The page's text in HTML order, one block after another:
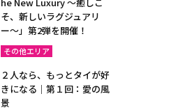
そ、新しいラグジュアリ
ー〜」第2弾を開催！
その他エリア
２人なら、もっとタイが好
きになる｜第１回：愛の風
景